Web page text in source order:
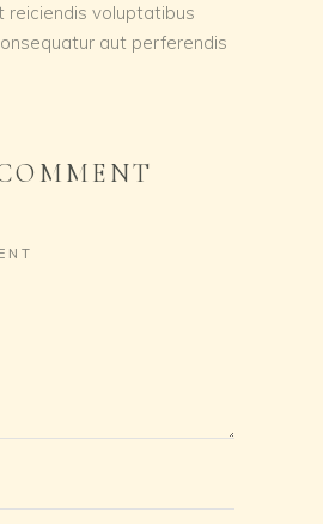
reiciendis voluptatibus
aut perferendis